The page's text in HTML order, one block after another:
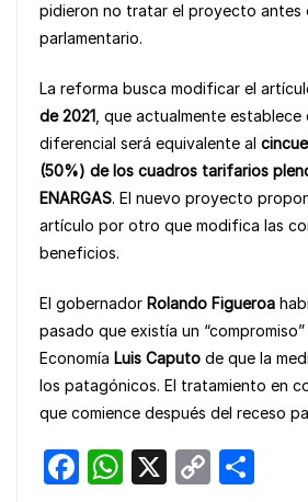
pidieron no tratar el proyecto antes
parlamentario.
La reforma busca modificar el
de 2021 , que actualmente
diferencial será equivalente al
(50%) de los cuadros tarifarios
ENARGAS. El nuevo proyecto
artículo por otro que modifica las
beneficios.
El gobernador Rolando Figueroa
pasado que existía un
Economía Luis Caputo de que la
los patagónicos. El tratamiento en
que comience después del receso
F
W X
C